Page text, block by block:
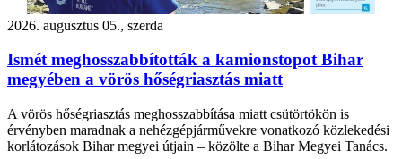
2026. augusztus 05., szerda
Ismét meghosszabbították a kamionstopot Bihar
megyében a vörös hőségriasztás miatt
A vörös hőségriasztás meghosszabbítása miatt csütörtökön is
érvényben maradnak a nehézgépjárművekre vonatkozó közlekedési
korlátozások Bihar megyei útjain – közölte a Bihar Megyei Tanács.